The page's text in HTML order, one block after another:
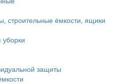
строительные ёмкости, ящики
защиты